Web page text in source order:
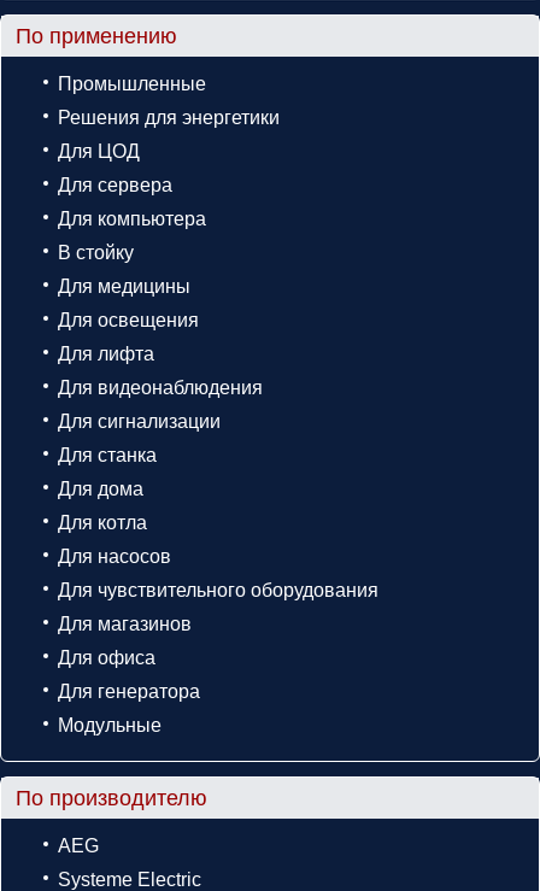
По применению
Промышленные
Решения для энергетики
Для ЦОД
Для сервера
Для компьютера
В стойку
Для медицины
Для освещения
Для лифта
Для видеонаблюдения
Для сигнализации
Для станка
Для дома
Для котла
Для насосов
Для чувствительного оборудования
Для магазинов
Для офиса
Для генератора
Модульные
По производителю
AEG
Systeme Electric